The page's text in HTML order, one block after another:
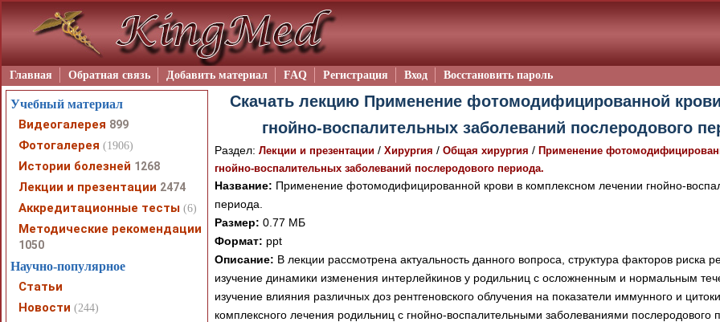
Главная Обратная связь Добавить материал FAQ Регистрация Вход Восстановить пароль
Скачать лекцию Применение фотомодифицированной
гнойно-воспалительных заболеваний послеродового
Раздел: Лекции и презентации / Хирургия / Общая хирургия / Применение
гнойно-воспалительных заболеваний послеродового периода.
Название: Применение фотомодифицированной крови в комплексном лечении гнойно-
периода.
Размер: 0.77 МБ
Формат: ppt
Описание: В лекции рассмотрена актуальность данного вопроса, структура факторов риска
изучение динамики изменения интерлейкинов у родильниц с осложненным и нормальным
изучение влияния различных доз рентгеновского облучения на показатели иммунного и
комплексного лечения родильниц с гнойно-воспалительными заболеваниями послеродового
Учебный материал
Видеогалерея 899
Фотогалерея (1906)
Истории болезней 1268
Лекции и презентации 2474
Аккредитационные тесты (6)
Методические рекомендации
1050
Научно-популярное
Статьи
Новости (244)